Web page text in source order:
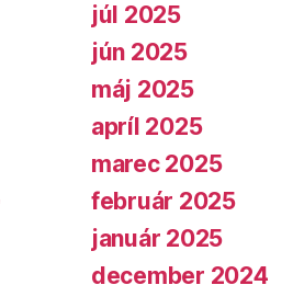
júl 2025
jún 2025
máj 2025
apríl 2025
marec 2025
február 2025
január 2025
december 2024